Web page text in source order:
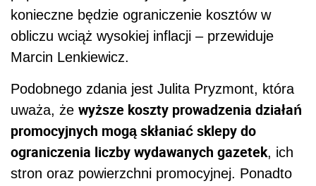
konieczne będzie ograniczenie kosztów w
obliczu wciąż wysokiej inflacji – przewiduje
Marcin Lenkiewicz.
Podobnego zdania jest Julita Pryzmont, która
uważa, że wyższe koszty prowadzenia działań
promocyjnych mogą skłaniać sklepy do
ograniczenia liczby wydawanych gazetek, ich
stron oraz powierzchni promocyjnej. Ponadto